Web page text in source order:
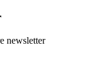
newsletter